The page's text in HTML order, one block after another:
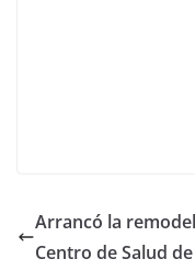
Arrancó la
Centro de Salud